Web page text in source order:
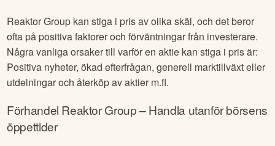
Reaktor Group kan stiga i pris av olika skäl, och det beror
ofta på positiva faktorer och förväntningar från investerare.
Några vanliga orsaker till varför en aktie kan stiga i pris är:
Positiva nyheter, ökad efterfrågan, generell marktillväxt eller
utdelningar och återköp av aktier m.fl.
Förhandel Reaktor Group– Handla utanför börsens
öppettider